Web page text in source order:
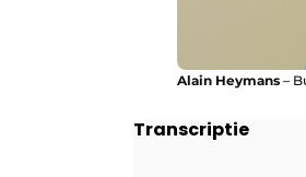
Alain Heymans –
Transcriptie